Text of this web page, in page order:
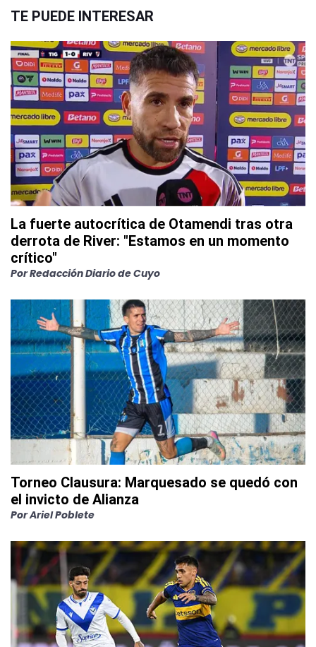
TE PUEDE INTERESAR
La fuerte autocrítica de Otamendi tras otra
derrota de River: "Estamos en un momento
crítico"
PorRedacción Diario de Cuyo
Torneo Clausura: Marquesado se quedó con
el invicto de Alianza
PorAriel Poblete